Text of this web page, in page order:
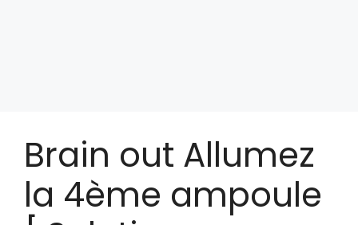
Brain out Allumez
la 4ème ampoule